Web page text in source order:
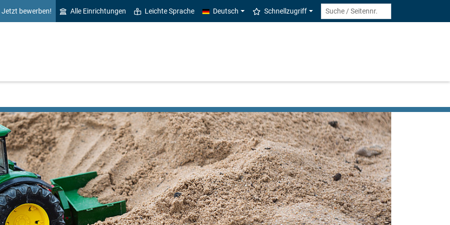
Jetzt bewerben! Alle Einrichtungen Leichte Sprache Deutsch Schnellzugriff